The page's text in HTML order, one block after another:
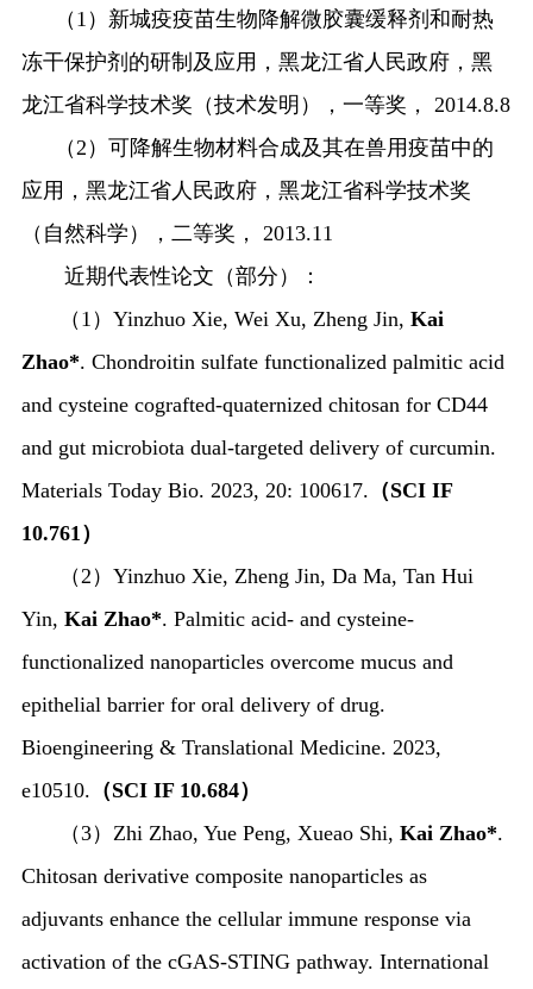
（ 1 ）新城疫疫苗生物降解微胶囊缓释剂和耐热
冻干保护剂的研制及应用，黑龙江省人民政府，黑
龙江省科学技术奖（技术发明），一等奖，
2014.8.8
（ 2 ）可降解生物材料合成及其在兽用疫苗中的
应用，黑龙江省人民政府，黑龙江省科学技术奖
（自然科学），二等奖，
2013.11
近期代表性论文（部分）：
（ 1 ） Yinzhuo Xie, Wei Xu, Zheng Jin, Kai
Zhao*. Chondroitin sulfate functionalized palmitic acid
and cysteine cografted-quaternized chitosan for CD44
and gut microbiota dual-targeted delivery of curcumin.
Materials Today Bio. 2023, 20: 100617. （SCI IF
10.761 ）
（ 2 ） Yinzhuo Xie, Zheng Jin, Da Ma, Tan Hui
Yin, Kai Zhao*. Palmitic acid- and cysteine-
functionalized nanoparticles overcome mucus and
epithelial barrier for oral delivery of drug.
Bioengineering & Translational Medicine. 2023,
e10510. （SCI IF 10.684）
（3） Zhi Zhao, Yue Peng, Xueao Shi, Kai Zhao*.
Chitosan derivative composite nanoparticles as
adjuvants enhance the cellular immune response via
activation of the cGAS-STING pathway. International